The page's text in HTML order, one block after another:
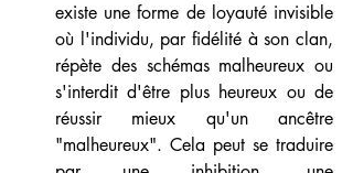
existe une forme de loyauté invisible
où l'individu, par fidélité à son clan,
répète des schémas malheureux ou
s'interdit d'être plus heureux ou de
réussir mieux qu'un ancêtre
"malheureux". Cela peut se traduire